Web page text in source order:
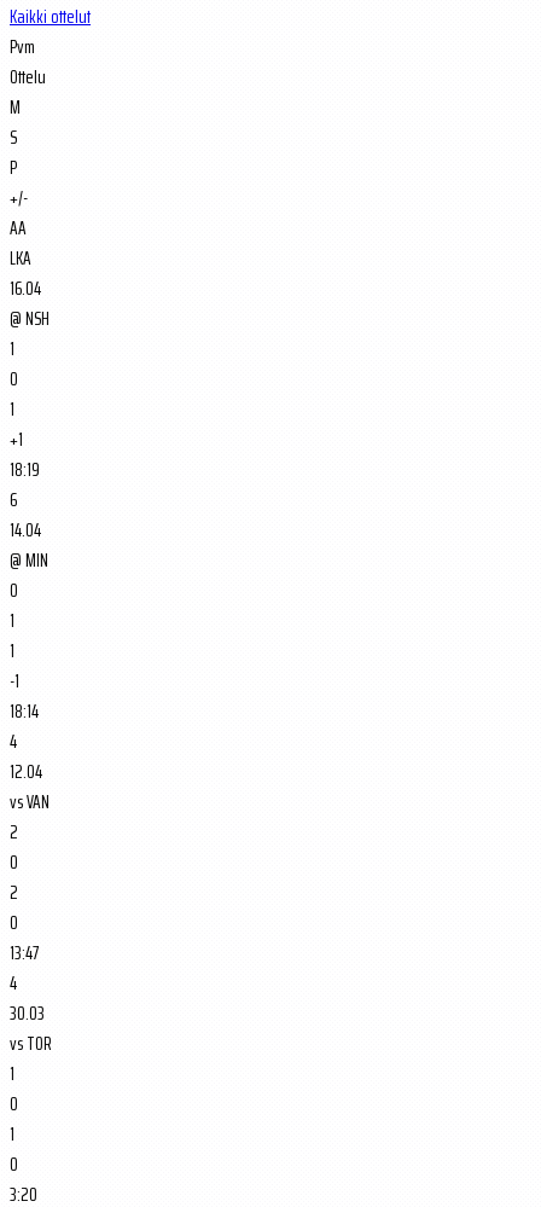
Kaikki ottelut
Pvm
Ottelu
M
S
P
+/-
AA
LKA
16.04
@NSH
1
0
1
+1
18:19
6
14.04
@MIN
0
1
1
-1
18:14
4
12.04
vsVAN
2
0
2
0
13:47
4
30.03
vsTOR
1
0
1
0
3:20